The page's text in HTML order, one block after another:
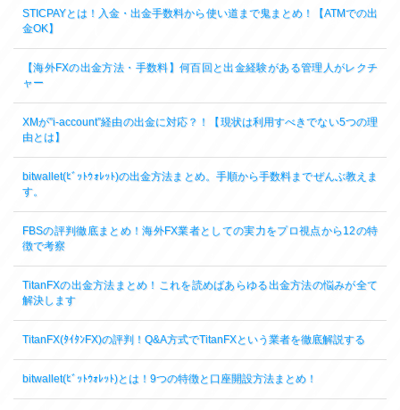
STICPAYとは！入金・出金手数料から使い道まで鬼まとめ！【ATMでの出
金OK】
【海外FXの出金方法・手数料】何百回と出金経験がある管理人がレクチ
ャー
XMが”i-account”経由の出金に対応？！【現状は利用すべきでない5つの理
由とは】
bitwallet(ﾋﾞｯﾄｳｫﾚｯﾄ)の出金方法まとめ。手順から手数料までぜんぶ教えま
す。
FBSの評判徹底まとめ！海外FX業者としての実力をプロ視点から12の特
徴で考察
TitanFXの出金方法まとめ！これを読めばあらゆる出金方法の悩みが全て
解決します
TitanFX(ﾀｲﾀﾝFX)の評判！Q&A方式でTitanFXという業者を徹底解説する
bitwallet(ﾋﾞｯﾄｳｫﾚｯﾄ)とは！9つの特徴と口座開設方法まとめ！